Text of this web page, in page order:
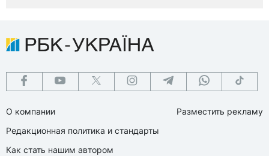
О компании
Редакционная политика и стандарты
Как стать нашим автором
Разместить рекламу